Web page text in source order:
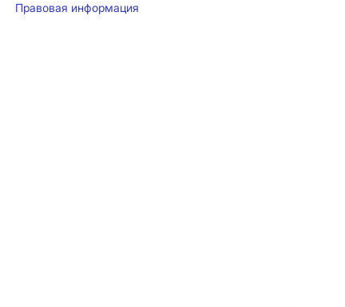
Правовая информация